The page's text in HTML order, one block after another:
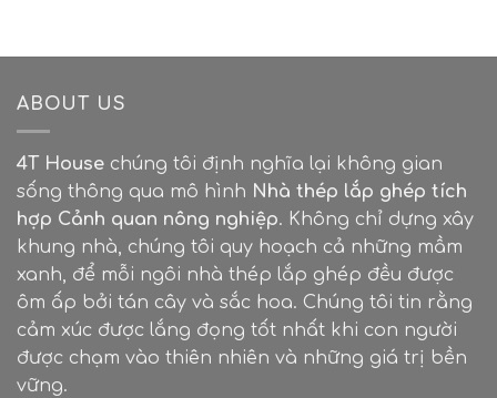
ABOUT US
4T House chúng tôi định nghĩa lại không gian
sống thông qua mô hình Nhà thép lắp ghép tích
hợp Cảnh quan nông nghiệp. Không chỉ dựng xây
khung nhà, chúng tôi quy hoạch cả những mầm
xanh, để mỗi ngôi nhà thép lắp ghép đều được
ôm ấp bởi tán cây và sắc hoa. Chúng tôi tin rằng
cảm xúc được lắng đọng tốt nhất khi con người
được chạm vào thiên nhiên và những giá trị bền
vững.